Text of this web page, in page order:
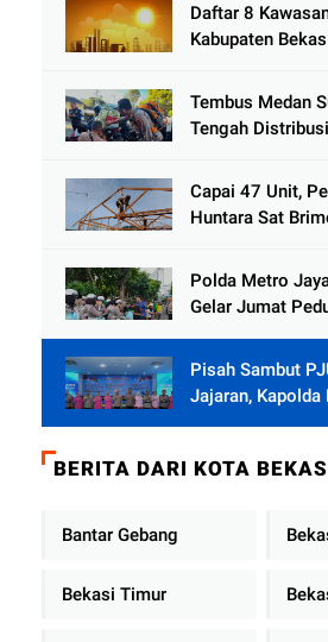
Daftar 8
Kabupaten
Tembus Medan
Tengah
Jamat
Capai 47 Unit,
Huntara Sat
Polda Metro
Gelar Jumat
Pisah Sambut
Jajaran,
Tekankan
BERITA DARI KOTA
Bantar Gebang
Bekasi Timur